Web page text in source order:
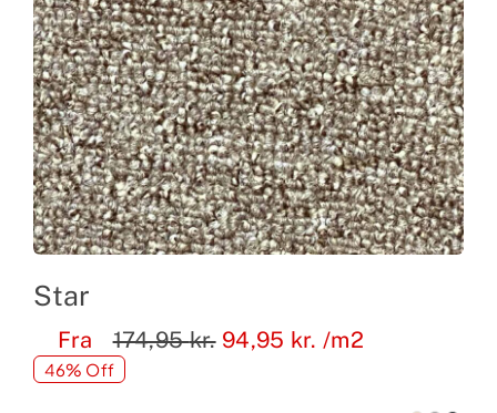
Star
Fra 174,95kr. 94,95 kr. /m2
46% Off